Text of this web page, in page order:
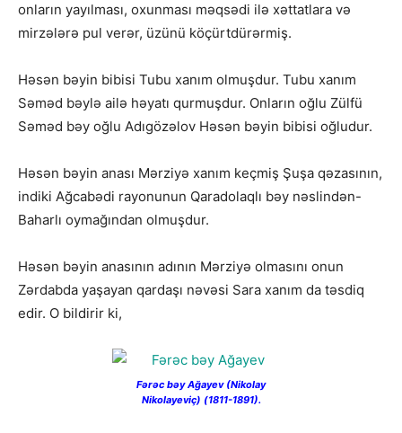
onların yayılması, oxunması məqsədi ilə xəttatlara və
mirzələrə pul verər, üzünü köçürtdürərmiş.
Həsən bəyin bibisi Tubu xanım olmuşdur. Tubu xanım
Səməd bəylə ailə həyatı qurmuşdur. Onların oğlu Zülfü
Səməd bəy oğlu Adıgözəlov Həsən bəyin bibisi oğludur.
Həsən bəyin anası Mərziyə xanım keçmiş Şuşa qəzasının,
indiki Ağcabədi rayonunun Qaradolaqlı bəy nəslindən-
Baharlı oymağından olmuşdur.
Həsən bəyin anasının adının Mərziyə olmasını onun
Zərdabda yaşayan qardaşı nəvəsi Sara xanım da təsdiq
edir. O bildirir ki,
Fərəc bəy Ağayev (Nikolay
Nikolayeviç) (1811-1891).